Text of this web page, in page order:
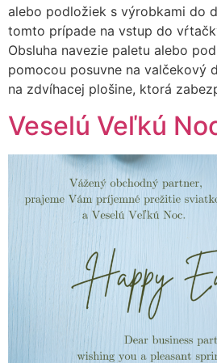
alebo podložiek s výrobkami do
tomto prípade na vstup do
Obsluha navezie paletu alebo
pomocou posuvne na valčekový
na zdvíhacej plošine, ktorá
Veselú Veľkú